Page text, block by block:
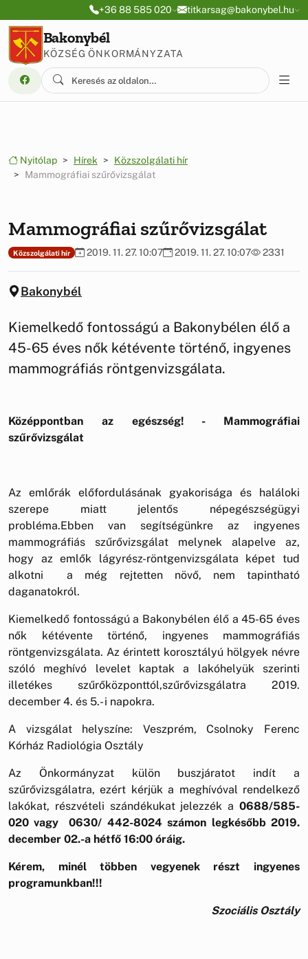
Ugrás a menüre
Ugrás a tartalomra+36 88 585 020 titkarsag@bakonybel.hu
Bakonybél
KÖZSÉG ÖNKORMÁNYZATA
Nyitólap Hírek
Közszolgálati hír
Mammográfiai szűrővizsgálat
Mammográfiai szűrővizsgálat
Közszolgálati hír 2019. 11. 27. 10:07 2019. 11. 27. 10:07 2331
Bakonybél
Kiemelkedő fontosságú a Bakonybélen élő a
45-65 éves nők kétévente történő, ingyenes
mammográfiás röntgenvizsgálata.
Középpontban az egészség! - Mammográfiai
szűrővizsgálat
Az emlőrák előfordulásának gyakorisága és haláloki
szerepe miatt jelentős népegészségügyi
probléma.Ebben van segítségünkre az ingyenes
mammográfiás szűrővizsgálat melynek alapelve az,
hogy az emlők lágyrész-röntgenvizsgálata képet tud
alkotni a még rejtetten növő, nem tapintható
daganatokról.
Kiemelkedő fontosságú a Bakonybélen élő a 45-65 éves
nők kétévente történő, ingyenes mammográfiás
röntgenvizsgálata. Az érintett korosztályú hölgyek névre
szóló meghívó levelet kaptak a lakóhelyük szerinti
illetékes szűrőközponttól,szűrővizsgálatra 2019.
december 4. és 5.- i napokra.
A vizsgálat helyszíne: Veszprém, Csolnoky Ferenc
Kórház Radiológia Osztály
Az Önkormányzat külön buszjáratot indít a
szűrővizsgálatra, ezért kérjük a meghívóval rendelkező
lakókat, részvételi szándékukat jelezzék a 0688/585-
020 vagy 0630/ 442-8024 számon legkésőbb 2019.
december 02.-a hétfő 16:00 óráig.
Kérem, minél többen vegyenek részt ingyenes
programunkban!!!
Szociális Osztály